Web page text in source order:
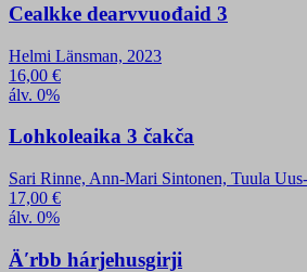
Cealkke dearvvuođaid 3
Helmi Länsman, 2023
16,00 €
álv. 0%
Lohkoleaika 3 čakča
Sari Rinne, Ann-Mari Sintonen, Tuula
17,00 €
álv. 0%
Äʹrbb hárjehusgirji